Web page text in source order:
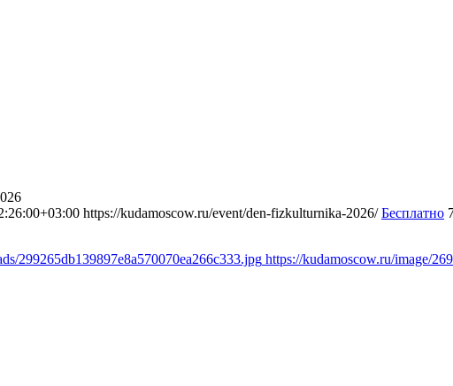
https://kudamoscow.ru/event/den-fizkulturnika-2026/ Бесплатно
299265db139897e8a570070ea266c333.jpg https://kudamoscow.ru/image/